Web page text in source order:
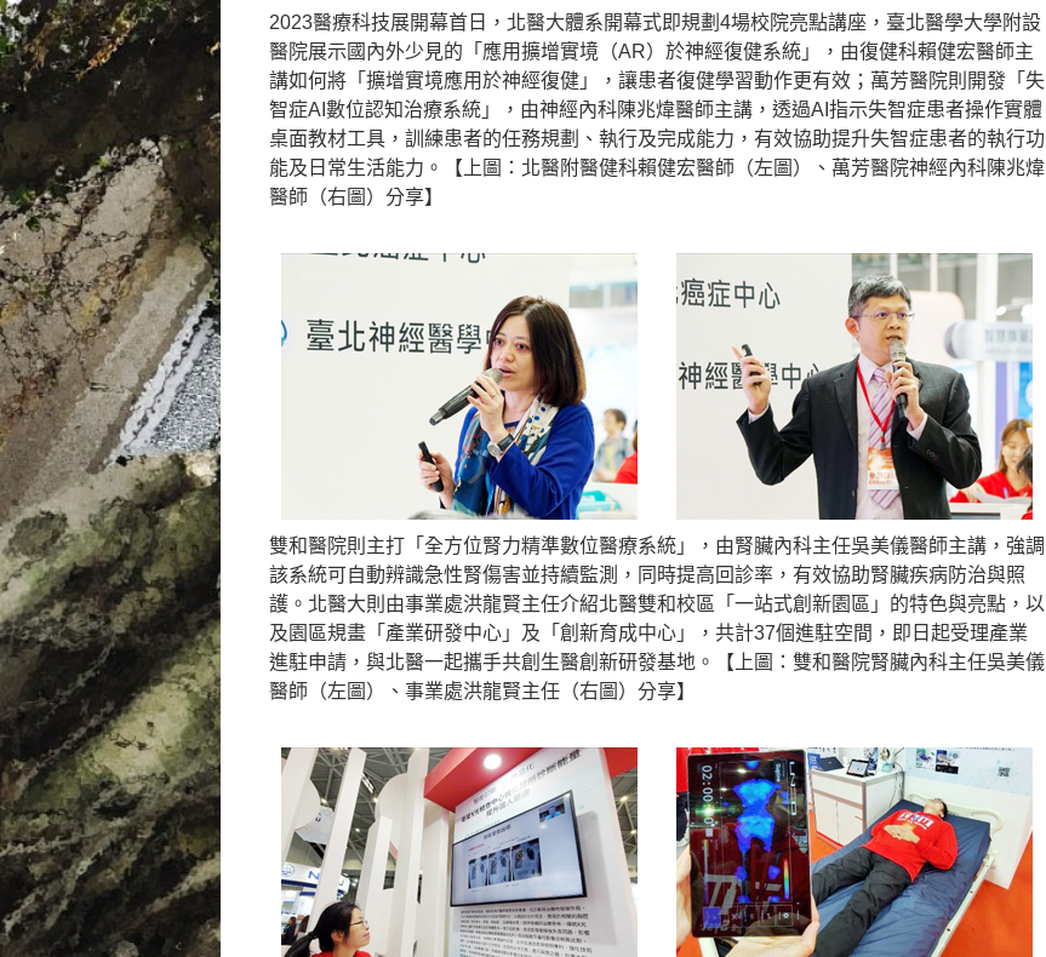
2023醫療科技展開幕首日，北醫大體系開幕式即規劃4場校院亮點講座，臺北醫學大學附設
醫院展示國內外少見的「應用擴增實境（AR）於神經復健系統」，由復健科賴健宏醫師主
講如何將「擴增實境應用於神經復健」，讓患者復健學習動作更有效；萬芳醫院則開發「失
智症AI數位認知治療系統」，由神經內科陳兆煒醫師主講，透過AI指示失智症患者操作實體
桌面教材工具，訓練患者的任務規劃、執行及完成能力，有效協助提升失智症患者的執行功
能及日常生活能力。【上圖：北醫附醫健科賴健宏醫師（左圖）、萬芳醫院神經內科陳兆煒
醫師（右圖）分享】
雙和醫院則主打「全方位腎力精準數位醫療系統」，由腎臟內科主任吳美儀醫師主講，強調
該系統可自動辨識急性腎傷害並持續監測，同時提高回診率，有效協助腎臟疾病防治與照
護。北醫大則由事業處洪龍賢主任介紹北醫雙和校區「一站式創新園區」的特色與亮點，以
及園區規畫「產業研發中心」及「創新育成中心」，共計37個進駐空間，即日起受理產業
進駐申請，與北醫一起攜手共創生醫創新研發基地。【上圖：雙和醫院腎臟內科主任吳美儀
醫師（左圖）、事業處洪龍賢主任（右圖）分享】